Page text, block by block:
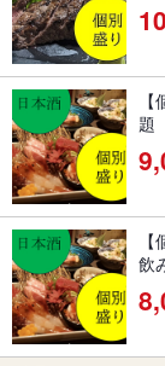
題
飲